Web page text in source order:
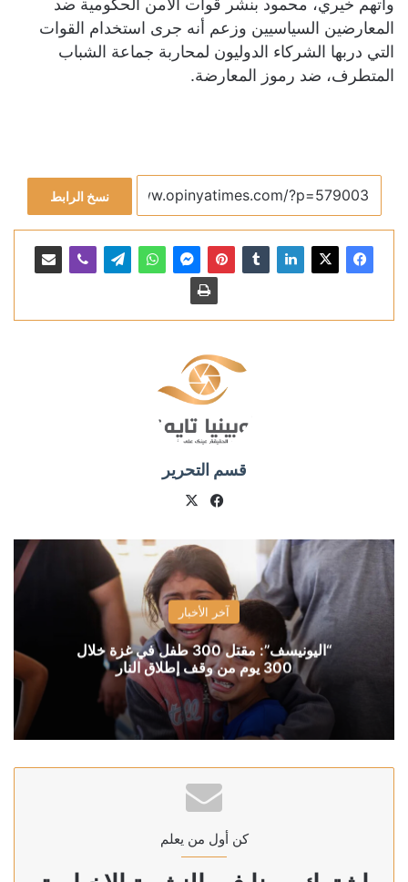
واتهم خيري، محمود بنشر قوات الأمن الحكومية ضد
المعارضين السياسيين وزعم أنه جرى استخدام القوات
التي دربها الشركاء الدوليون لمحاربة جماعة الشباب
المتطرف، ضد رموز المعارضة.
نسخ الرابط
قسم التحرير
فيسبوك
آخر الأخبار
“اليونيسف”: مقتل 300 طفل في غزة خلال
300 يوم من وقف إطلاق النار
كن أول من يعلم